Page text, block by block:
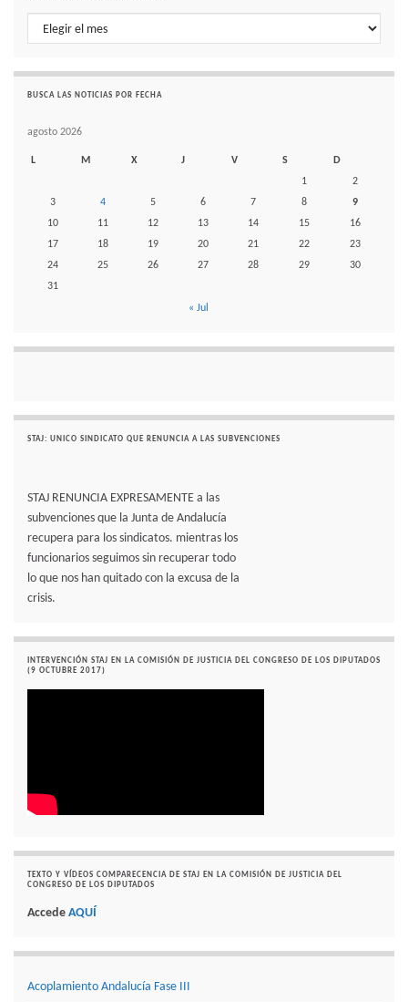
Histórico de noticias por mes
BUSCA LAS NOTICIAS POR FECHA
agosto 2026
L M X J V S
D
1
2
3
4 5 6 7 8
9
10
11 12 13 14 15
16
17
18 19 20 21 22
23
24
25 26 27 28 29
30
31
« Jul
STAJ: UNICO SINDICATO QUE RENUNCIA A LAS SUBVENCIONES
STAJ RENUNCIA EXPRESAMENTE a las
subvenciones que la Junta de Andalucía
recupera para los sindicatos. mientras los
funcionarios seguimos sin recuperar todo
lo que nos han quitado con la excusa de la
crisis.
INTERVENCIÓN STAJ EN LA COMISIÓN DE JUSTICIA DEL CONGRESO DE LOS DIPUTADOS
(9 OCTUBRE 2017)
TEXTO Y VÍDEOS COMPARECENCIA DE STAJ EN LA COMISIÓN DE JUSTICIA DEL
CONGRESO DE LOS DIPUTADOS
Accede AQUÍ
Acoplamiento Andalucía Fase III